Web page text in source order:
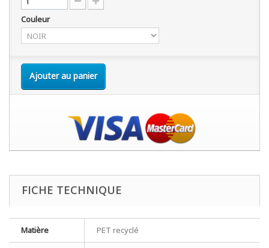
Couleur
Ajouter au panier
FICHE TECHNIQUE
Matière PET recyclé